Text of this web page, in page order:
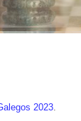
2023.